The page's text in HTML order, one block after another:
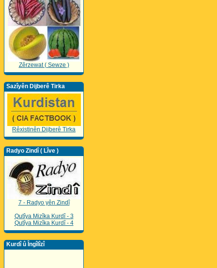
Zêrzewat ( Sewze )
Sazîyên Dijberê Tirka
Rêxistinên Dijberê Tirka
Radyo Zindî ( Lîve )
7 - Radyo yên Zindî
Qutîya Mizîka Kurdî - 3
Qutîya Mizîka Kurdî - 4
Kurdî û Îngîlîzî